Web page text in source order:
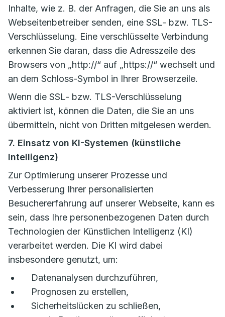
Inhalte, wie z. B. der Anfragen, die Sie an uns als
Webseitenbetreiber senden, eine SSL- bzw. TLS-
Verschlüsselung. Eine verschlüsselte Verbindung
erkennen Sie daran, dass die Adresszeile des
Browsers von „http://“ auf „https://“ wechselt und
an dem Schloss-Symbol in Ihrer Browserzeile.
Wenn die SSL- bzw. TLS-Verschlüsselung
aktiviert ist, können die Daten, die Sie an uns
übermitteln, nicht von Dritten mitgelesen werden.
7. Einsatz von KI-Systemen (künstliche
Intelligenz)
Zur Optimierung unserer Prozesse und
Verbesserung Ihrer personalisierten
Besuchererfahrung auf unserer Webseite, kann es
sein, dass Ihre personenbezogenen Daten durch
Technologien der Künstlichen Intelligenz (KI)
verarbeitet werden. Die KI wird dabei
insbesondere genutzt, um:
Datenanalysen durchzuführen,
Prognosen zu erstellen,
Sicherheitslücken zu schließen,